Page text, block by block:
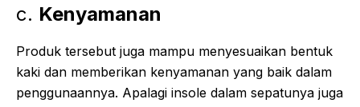
c. Kenyamanan
Produk tersebut juga mampu menyesuaikan bentuk
kaki dan memberikan kenyamanan yang baik dalam
penggunaannya. Apalagi insole dalam sepatunya juga